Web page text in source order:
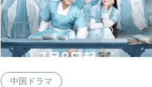
中国ドラマ